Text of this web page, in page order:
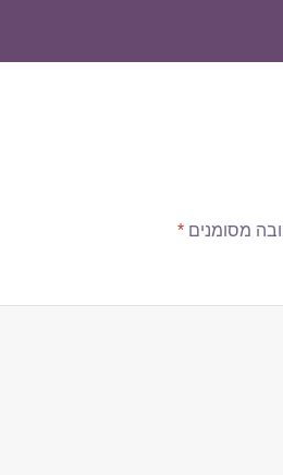
מסומנים*